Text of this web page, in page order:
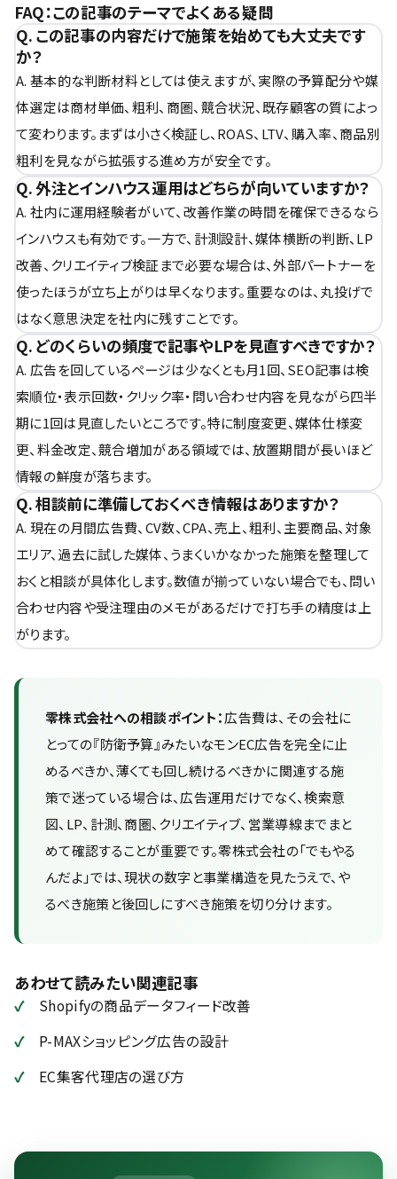
FAQ：この記事のテーマでよくある疑問
Q. この記事の内容だけで施策を始めても大丈夫です
か？
A. 基本的な判断材料としては使えますが、実際の予算配分や媒
体選定は商材単価、粗利、商圏、競合状況、既存顧客の質によっ
て変わります。まずは小さく検証し、ROAS、LTV、購入率、商品別
粗利を見ながら拡張する進め方が安全です。
Q. 外注とインハウス運用はどちらが向いていますか？
A. 社内に運用経験者がいて、改善作業の時間を確保できるなら
インハウスも有効です。一方で、計測設計、媒体横断の判断、LP
改善、クリエイティブ検証まで必要な場合は、外部パートナーを
使ったほうが立ち上がりは早くなります。重要なのは、丸投げで
はなく意思決定を社内に残すことです。
Q. どのくらいの頻度で記事やLPを見直すべきですか？
A. 広告を回しているページは少なくとも月1回、SEO記事は検
索順位・表示回数・クリック率・問い合わせ内容を見ながら四半
期に1回は見直したいところです。特に制度変更、媒体仕様変
更、料金改定、競合増加がある領域では、放置期間が長いほど
情報の鮮度が落ちます。
Q. 相談前に準備しておくべき情報はありますか？
A. 現在の月間広告費、CV数、CPA、売上、粗利、主要商品、対象
エリア、過去に試した媒体、うまくいかなかった施策を整理して
おくと相談が具体化します。数値が揃っていない場合でも、問い
合わせ内容や受注理由のメモがあるだけで打ち手の精度は上
がります。
零株式会社への相談ポイント：広告費は、その会社に
とっての『防衛予算』みたいなモンEC広告を完全に止
めるべきか、薄くても回し続けるべきかに関連する施
策で迷っている場合は、広告運用だけでなく、検索意
図、LP、計測、商圏、クリエイティブ、営業導線までまと
めて確認することが重要です。零株式会社の「でもやる
んだよ」では、現状の数字と事業構造を見たうえで、や
るべき施策と後回しにすべき施策を切り分けます。
あわせて読みたい関連記事
Shopifyの商品データフィード改善
P-MAXショッピング広告の設計
EC集客代理店の選び方